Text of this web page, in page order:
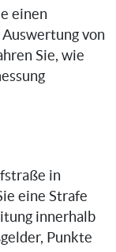
einen
von
Sie, wie
in
eine Strafe
innerhalb
Punkte